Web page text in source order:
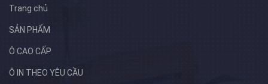
Trang chủ
SẢN PHẨM
Ô CAO CẤP
Ô IN THEO YÊU CẦU